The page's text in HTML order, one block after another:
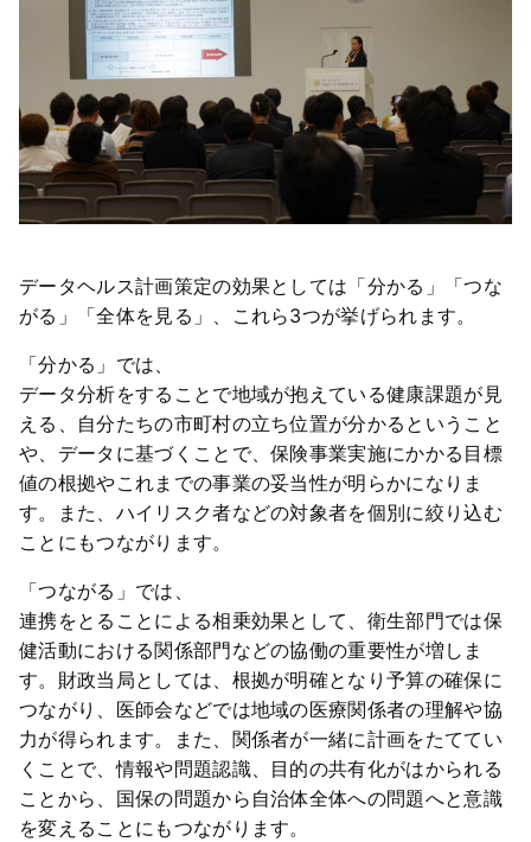
データヘルス計画策定の効果としては「分かる」「つな
がる」「全体を見る」、これら3つが挙げられます。
「分かる」では、
データ分析をすることで地域が抱えている健康課題が見
える、自分たちの市町村の立ち位置が分かるということ
や、データに基づくことで、保険事業実施にかかる目標
値の根拠やこれまでの事業の妥当性が明らかになりま
す。また、ハイリスク者などの対象者を個別に絞り込む
ことにもつながります。
「つながる」では、
連携をとることによる相乗効果として、衛生部門では保
健活動における関係部門などの協働の重要性が増しま
す。財政当局としては、根拠が明確となり予算の確保に
つながり、医師会などでは地域の医療関係者の理解や協
力が得られます。また、関係者が一緒に計画をたててい
くことで、情報や問題認識、目的の共有化がはかられる
ことから、国保の問題から自治体全体への問題へと意識
を変えることにもつながります。